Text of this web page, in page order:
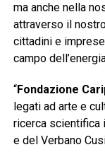
ma anche nella
attraverso il
cittadini e
campo
“Fondazione
legati ad arte e
ricerca scientifica
e del Verbano